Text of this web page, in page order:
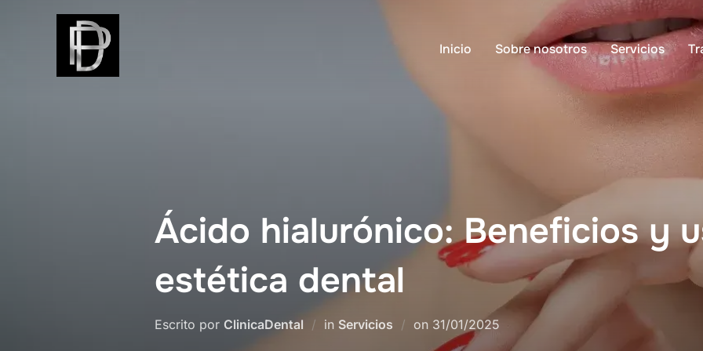
Inicio Sobre nosotros Servicios
Ácido hialurónico: Beneficios y
estética dental
Escrito por ClinicaDental in Servicios on Posted
on
31/01/2025